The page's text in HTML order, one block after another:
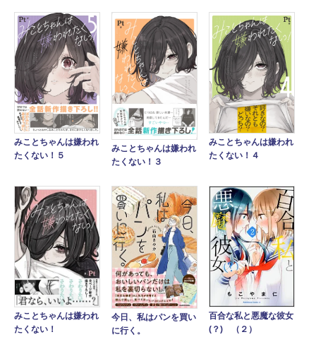
みことちゃんは嫌われ
たくない！５
みことちゃんは嫌われ
たくない！３
みことちゃんは嫌われ
たくない！４
みことちゃんは嫌われ
たくない！
今日、私はパンを買い
に行く。
百合な私と悪魔な彼女
(？) （２）